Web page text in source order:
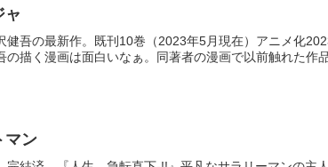
ャ
健吾の最新作。既刊10巻（2023年5月現在）アニメ化
の描く漫画は面白いなぁ。同著者の漫画で以前触れた作
マン